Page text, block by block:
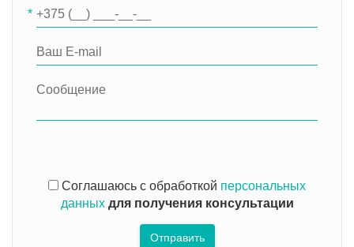
*
Соглашаюсь с обработкой персональных
данных для получения консультации
Отправить